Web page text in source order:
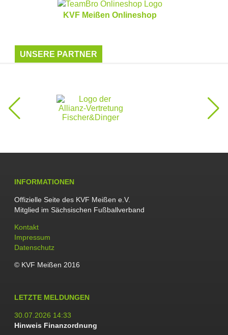
KVF Meißen Onlineshop
UNSERE PARTNER
INFORMATIONEN
Offizielle Seite des KVF Meißen e.V.
Mitglied im Sächsischen Fußballverband
Navigation
überspringen
Kontakt
Impressum
Datenschutz
© KVF Meißen 2016
LETZTE MELDUNGEN
30.07.2026 14:33
Hinweis Finanzordnung